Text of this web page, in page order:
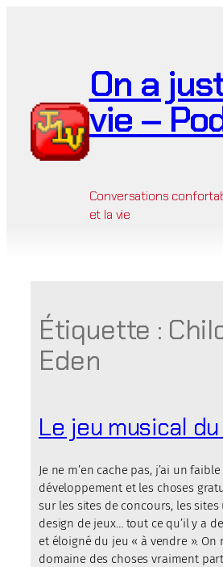
On a
vie –
Conversations
et la vie
Étiquette :
Eden
Le jeu musical du
Je ne m’en cache pas, j’ai un
développement et les choses
sur les sites de concours, les
design de jeux… tout ce qu’il y a
et éloigné du jeu « à vendre ». On
domaine des choses vraiment